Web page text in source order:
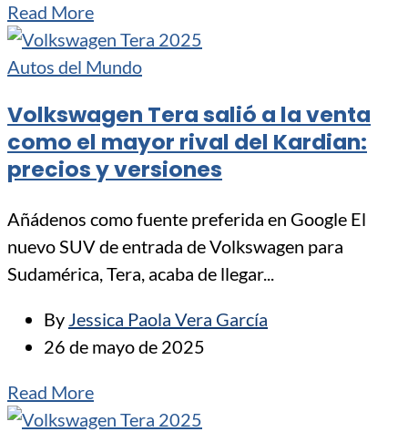
Read More
Autos del Mundo
Volkswagen Tera salió a la venta
como el mayor rival del Kardian:
precios y versiones
Añádenos como fuente preferida en Google El
nuevo SUV de entrada de Volkswagen para
Sudamérica, Tera, acaba de llegar...
By Jessica Paola Vera García
26 de mayo de 2025
Read More